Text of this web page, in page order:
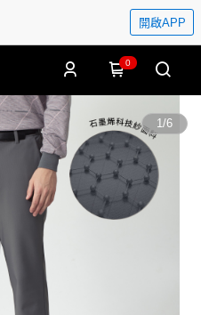
開啟APP
0
1/6